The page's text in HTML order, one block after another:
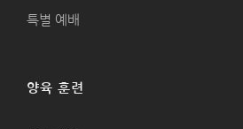
특별 예배
양육 훈련